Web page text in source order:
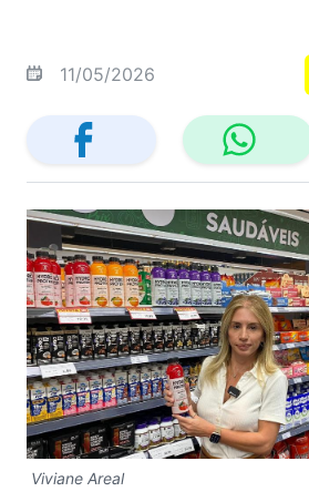
11/05/2026
Viviane Areal